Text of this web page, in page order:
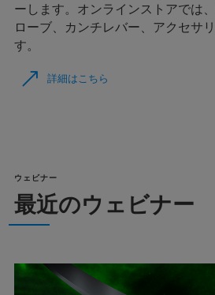
ーします。オンラインストアでは
ローブ、カンチレバー、アクセサ
す。
詳細はこちら
ウェビナー
最近のウェビナー